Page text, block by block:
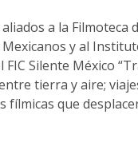
a la Filmoteca
y al
Silente México
tierra y aire;
fílmicas que